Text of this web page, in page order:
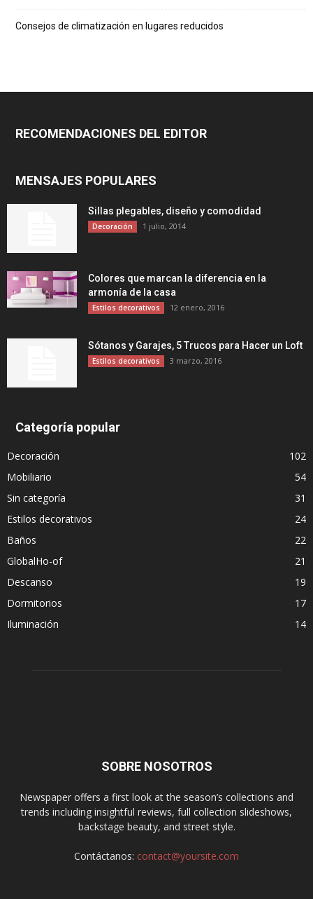
Consejos de climatización en lugares reducidos
RECOMENDACIONES DEL EDITOR
MENSAJES POPULARES
Sillas plegables, diseño y comodidad
Decoración 1 julio, 2014
Colores que marcan la diferencia en la
armonía de la casa
Estilos decorativos 12 enero, 2016
Sótanos y Garajes, 5 Trucos para Hacer un Loft
Estilos decorativos 3 marzo, 2016
Categoría popular
Decoración
102
Mobiliario
54
Sin categoría
31
Estilos decorativos
24
Baños
22
GlobalHo-of
21
Descanso
19
Dormitorios
17
Iluminación
14
SOBRE NOSOTROS
Newspaper offers a first look at the season’s collections and
trends including insightful reviews, full collection slideshows,
backstage beauty, and street style.
Contáctanos: contact@yoursite.com